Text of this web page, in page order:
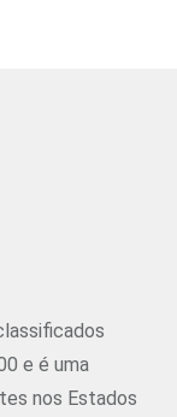
e é uma
nos Estados